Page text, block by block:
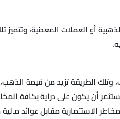
العملات المعدنية، وتتميز
الطريقة تزيد من قيمة الذهب،
أن يكون على دراية بكافة
الاستثمارية مقابل عوائد